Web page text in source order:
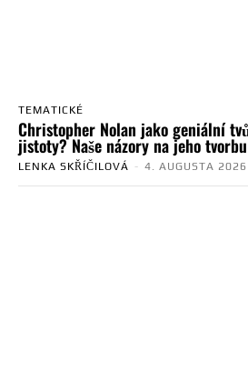
TEMATICKÉ
Christopher Nolan jako geniální
jistoty? Naše názory na jeho tvorbu
LENKA SKŘÍČILOVÁ - 4. AUGUSTA 2026